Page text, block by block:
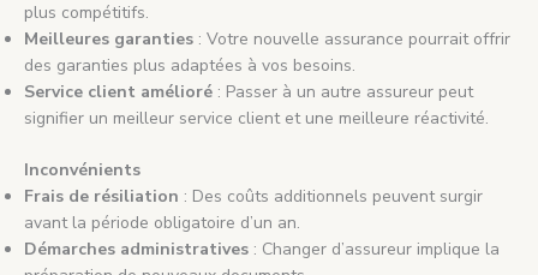
plus compétitifs.
Meilleures garanties : Votre nouvelle assurance pourrait offrir
des garanties plus adaptées à vos besoins.
Service client amélioré : Passer à un autre assureur peut
signifier un meilleur service client et une meilleure réactivité.
Inconvénients
Frais de résiliation : Des coûts additionnels peuvent surgir
avant la période obligatoire d’un an.
Démarches administratives : Changer d’assureur implique la